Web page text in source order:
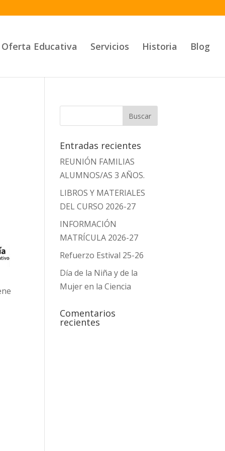
Oferta Educativa Servicios Historia Blog
Entradas recientes
REUNIÓN FAMILIAS
ALUMNOS/AS 3 AÑOS.
LIBROS Y MATERIALES
DEL CURSO 2026-27
INFORMACIÓN
MATRÍCULA 2026-27
Refuerzo Estival 25-26
Día de la Niña y de la
Mujer en la Ciencia
Comentarios
recientes